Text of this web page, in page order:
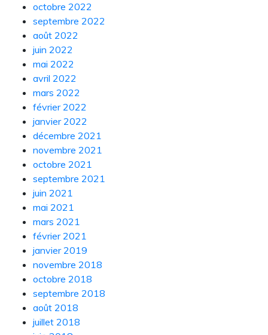
octobre 2022
septembre 2022
août 2022
juin 2022
mai 2022
avril 2022
mars 2022
février 2022
janvier 2022
décembre 2021
novembre 2021
octobre 2021
septembre 2021
juin 2021
mai 2021
mars 2021
février 2021
janvier 2019
novembre 2018
octobre 2018
septembre 2018
août 2018
juillet 2018